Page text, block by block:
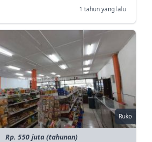
1 tahun yang lalu
Ruko
Rp. 550 juta (tahunan)